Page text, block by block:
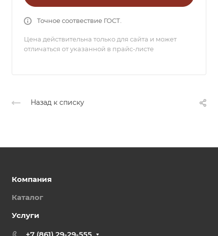
Точное соотвествие ГОСТ.
Цена действительна только для сайта и может
отличаться от указанной в прайс-листе
Назад к списку
Компания
Каталог
Услуги